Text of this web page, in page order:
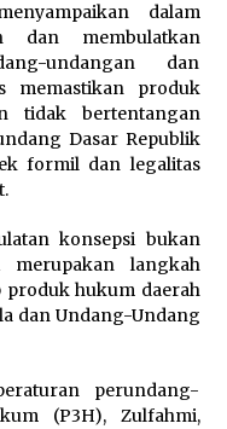
yang Efektif untuk
Prosesi
Pejabat
dalam
dan membulatkan
undangan dan
memastikan produk
tidak bertentangan
Dasar Republik
formil dan legalitas
konsepsi bukan
merupakan langkah
produk hukum daerah
dan Undang-Undang
perundang-
(P3H), Zulfahmi,